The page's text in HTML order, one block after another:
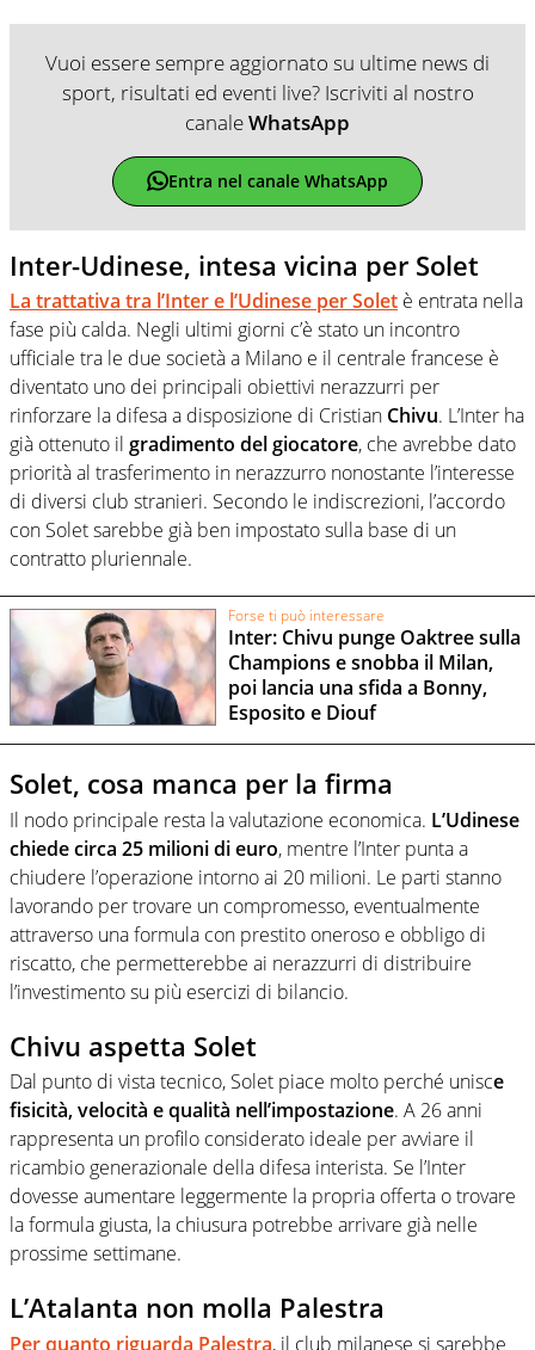
Vuoi essere sempre aggiornato su ultime news di
sport, risultati ed eventi live? Iscriviti al nostro
canaleWhatsApp
Entra nel canale WhatsApp
Inter-Udinese, intesa vicina per Solet
La trattativa tra l’Inter e l’Udinese per Solet è entrata nella
fase più calda. Negli ultimi giorni c’è stato un incontro
ufficiale tra le due società a Milano e il centrale francese è
diventato uno dei principali obiettivi nerazzurri per
rinforzare la difesa a disposizione di Cristian Chivu. L’Inter ha
già ottenuto il gradimento del giocatore, che avrebbe dato
priorità al trasferimento in nerazzurro nonostante l’interesse
di diversi club stranieri. Secondo le indiscrezioni, l’accordo
con Solet sarebbe già ben impostato sulla base di un
contratto pluriennale.
Forse ti può interessare
Inter: Chivu punge Oaktree sulla
Champions e snobba il Milan,
poi lancia una sfida a Bonny,
Esposito e Diouf
Solet, cosa manca per la firma
Il nodo principale resta la valutazione economica. L’Udinese
chiede circa 25 milioni di euro, mentre l’Inter punta a
chiudere l’operazione intorno ai 20 milioni. Le parti stanno
lavorando per trovare un compromesso, eventualmente
attraverso una formula con prestito oneroso e obbligo di
riscatto, che permetterebbe ai nerazzurri di distribuire
l’investimento su più esercizi di bilancio.
Chivu aspetta Solet
Dal punto di vista tecnico, Solet piace molto perché unisce
fisicità, velocità e qualità nell’impostazione. A 26 anni
rappresenta un profilo considerato ideale per avviare il
ricambio generazionale della difesa interista. Se l’Inter
dovesse aumentare leggermente la propria offerta o trovare
la formula giusta, la chiusura potrebbe arrivare già nelle
prossime settimane.
L’Atalanta non molla Palestra
Per quanto riguarda Palestra, il club milanese si sarebbe